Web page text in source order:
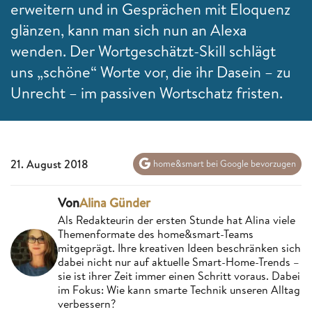
erweitern und in Gesprächen mit Eloquenz
glänzen, kann man sich nun an Alexa
wenden. Der Wortgeschätzt-Skill schlägt
uns „schöne“ Worte vor, die ihr Dasein – zu
Unrecht – im passiven Wortschatz fristen.
21. August 2018 home&smart bei Google bevorzugen
VonAlina Günder
Als Redakteurin der ersten Stunde hat Alina viele
Themenformate des home&smart-Teams
mitgeprägt. Ihre kreativen Ideen beschränken sich
dabei nicht nur auf aktuelle Smart-Home-Trends –
sie ist ihrer Zeit immer einen Schritt voraus. Dabei
im Fokus: Wie kann smarte Technik unseren Alltag
verbessern?